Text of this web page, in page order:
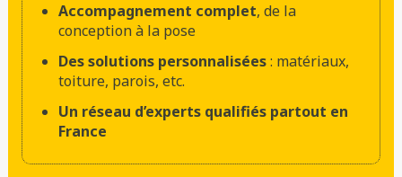
Accompagnement complet, de la
conception à la pose
Des solutions personnalisées: matériaux,
toiture, parois, etc.
Un réseau d’experts qualifiés partout en
France